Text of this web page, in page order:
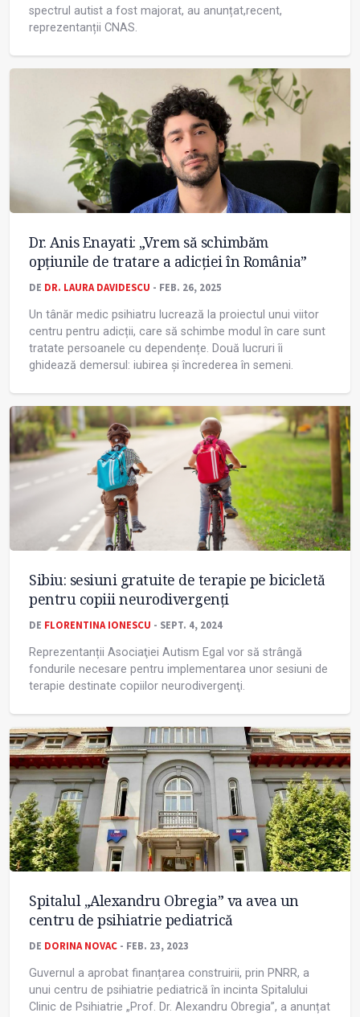
spectrul autist a fost majorat, au anunțat,recent,
reprezentanții CNAS.
Dr. Anis Enayati: „Vrem să schimbăm
opțiunile de tratare a adicției în România”
DE DR. LAURA DAVIDESCU - FEB. 26, 2025
Un tânăr medic psihiatru lucrează la proiectul unui viitor
centru pentru adicții, care să schimbe modul în care sunt
tratate persoanele cu dependențe. Două lucruri îi
ghidează demersul: iubirea și încrederea în semeni.
Sibiu: sesiuni gratuite de terapie pe bicicletă
pentru copiii neurodivergenţi
DE FLORENTINA IONESCU - SEPT. 4, 2024
Reprezentanții Asociaţiei Autism Egal vor să strângă
fondurile necesare pentru implementarea unor sesiuni de
terapie destinate copiilor neurodivergenţi.
Spitalul „Alexandru Obregia” va avea un
centru de psihiatrie pediatrică
DE DORINA NOVAC - FEB. 23, 2023
Guvernul a aprobat finanțarea construirii, prin PNRR, a
unui centru de psihiatrie pediatrică în incinta Spitalului
Clinic de Psihiatrie „Prof. Dr. Alexandru Obregia”, a anunțat